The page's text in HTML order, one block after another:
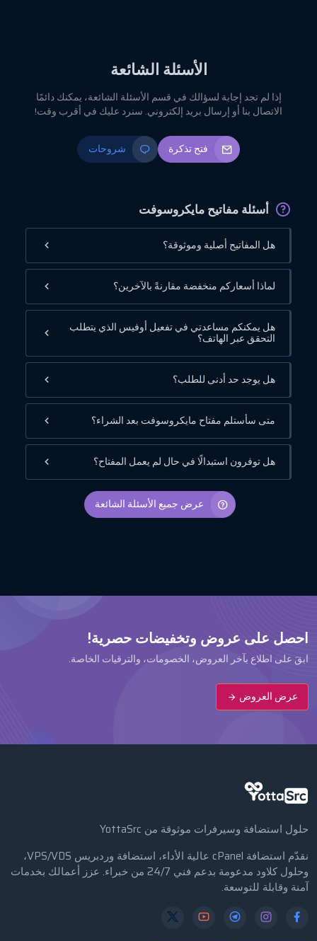
الأسئلة الشائعة
إذا لم تجد إجابة لسؤالك في قسم الأسئلة الشائعة، يمكنك دائمًا
الاتصال بنا أو إرسال بريد إلكتروني. سنرد عليك في أقرب وقت!
فتح تذكرة شروحات
أسئلة مفاتيح مايكروسوفت
هل المفاتيح أصلية وموثوقة؟
لماذا أسعاركم منخفضة مقارنةً بالآخرين؟
هل يمكنكم مساعدتي في تفعيل أوفيس الذي يتطلب
التحقق عبر الهاتف؟
هل يوجد حد أدنى للطلب؟
متى سأستلم مفتاح مايكروسوفت بعد الشراء؟
هل توفرون استبدالًا في حال لم يعمل المفتاح؟
عرض جميع الأسئلة الشائعة
احصل على عروض وتخفيضات حصرية!
ابقَ على اطلاع بآخر العروض، الخصومات، والترقيات الخاصة.
عرض العروض
حلول استضافة وسيرفرات موثوقة من YottaSrc
نقدّم استضافة cPanel عالية الأداء، استضافة وردبريس VPS/VDS،
وحلول كلاود مدعومة بدعم فني 24/7 من خبراء. عزز أعمالك بخدمات
آمنة وقابلة للتوسعة.